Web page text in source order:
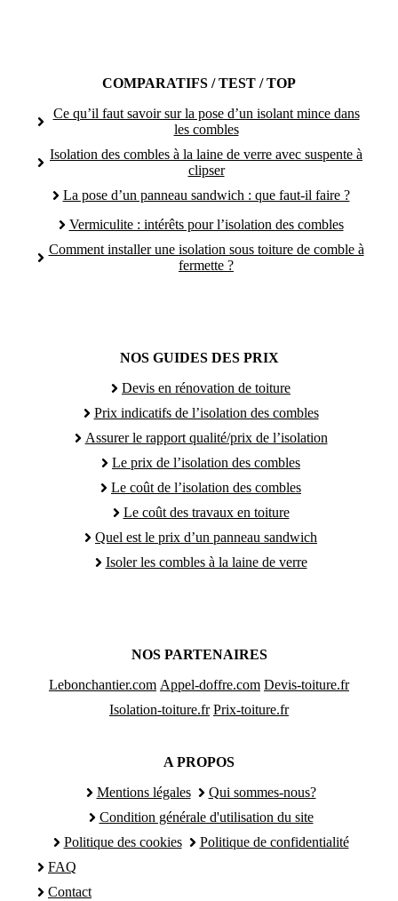
COMPARATIFS / TEST / TOP
Ce qu’il faut savoir sur la pose d’un isolant mince dans
les combles
Isolation des combles à la laine de verre avec suspente à
clipser
La pose d’un panneau sandwich : que faut-il faire ?
Vermiculite : intérêts pour l’isolation des combles
Comment installer une isolation sous toiture de comble à
fermette ?
NOS GUIDES DES PRIX
Devis en rénovation de toiture
Prix indicatifs de l’isolation des combles
Assurer le rapport qualité/prix de l’isolation
Le prix de l’isolation des combles
Le coût de l’isolation des combles
Le coût des travaux en toiture
Quel est le prix d’un panneau sandwich
Isoler les combles à la laine de verre
NOS PARTENAIRES
Lebonchantier.com Appel-doffre.com Devis-toiture.fr
Isolation-toiture.fr Prix-toiture.fr
A PROPOS
Mentions légales
Qui sommes-nous?
Condition générale d'utilisation du site
Politique des cookies
Politique de confidentialité
FAQ
Contact